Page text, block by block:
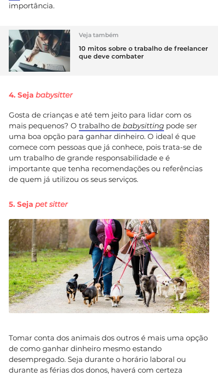
importância.
Veja também
10 mitos sobre o trabalho de freelancer
que deve combater
4. Seja babysitter
Gosta de crianças e até tem jeito para lidar com os
mais pequenos? O trabalho de babysitting pode ser
uma boa opção para ganhar dinheiro. O ideal é que
comece com pessoas que já conhece, pois trata-se de
um trabalho de grande responsabilidade e é
importante que tenha recomendações ou referências
de quem já utilizou os seus serviços.
5. Seja pet sitter
Tomar conta dos animais dos outros é mais uma opção
de como ganhar dinheiro mesmo estando
desempregado. Seja durante o horário laboral ou
durante as férias dos donos, haverá com certeza